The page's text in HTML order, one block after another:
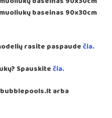
rasite paspaudečia.
Spauskitečia.
arba